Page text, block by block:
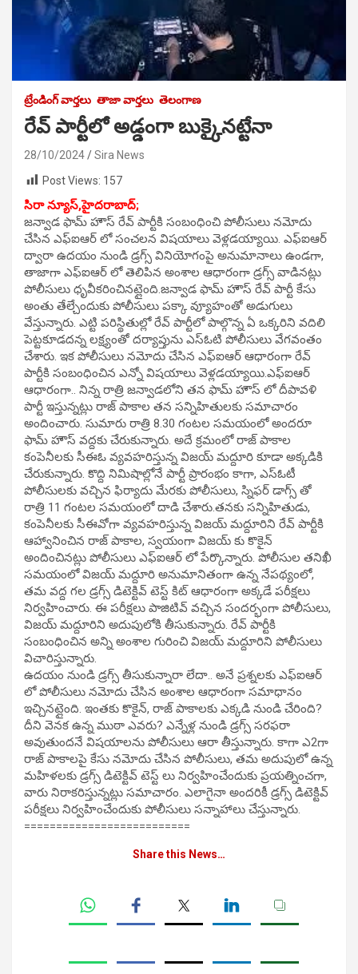
ట్రేండింగ్ వార్తలు తాజా వార్తలు తెలంగాణ
రేవ్ పార్టీలో అడ్డంగా బుక్కైనట్టేనా
28/10/2024
Sira News
Post Views: 157
సిరా న్యూస్,హైదరాబాద్;
జన్వాడ ఫామ్ హౌస్ రేవ్ పార్టీకి సంబంధించి పోలీసులు నమోదు
చేసిన ఎఫ్ఐఆర్ లో సంచలన విషయాలు వెళ్లడయ్యాయి. ఎఫ్ఐఆర్
ద్వారా ఉదయం నుండి డ్రగ్స్ వినియోగంపై అనుమానాలు ఉండగా,
తాజాగా ఎఫ్ఐఆర్ లో తెలిపిన అంశాల ఆధారంగా డ్రగ్స్ వాడినట్లు
పోలీసులు ధృవీకరించినట్లైంది.జన్వాడ ఫామ్ హౌస్ రేవ్ పార్టీ కేసు
అంతు తేల్చేందుకు పోలీసులు పక్కా వ్యూహంతో అడుగులు
వేస్తున్నారు. ఎట్టి పరిస్థితుల్లో రేవ్ పార్టీలో పాల్గొన్న ఏ ఒక్కరిని వదిలి
పెట్టకూడదన్న లక్ష్యంతో దర్యాప్తును ఎస్ఓటి పోలీసులు వేగవంతం
చేశారు. ఇక పోలీసులు నమోదు చేసిన ఎఫ్ఐఆర్ ఆధారంగా రేవ్
పార్టీకి సంబంధించిన ఎన్నో విషయాలు వెళ్లడయ్యాయి.ఎఫ్ఐఆర్
ఆధారంగా.. నిన్న రాత్రి జన్వాడలోని తన ఫామ్ హౌస్ లో దీపావళి
పార్టీ ఇస్తున్నట్లు రాజ్ పాకాల తన సన్నిహితులకు సమాచారం
అందించారు. సుమారు రాత్రి 8.30 గంటల సమయంలో అందరూ
ఫామ్ హౌస్ వద్దకు చేరుకున్నారు. అదే క్రమంలో రాజ్ పాకాల
కంపెనీలకు సీఈఓ వ్యవహరిస్తున్న విజయ్ మద్దూరి కూడా అక్కడికి
చేరుకున్నారు. కొద్ది నిమిషాల్లోనే పార్టీ ప్రారంభం కాగా, ఎస్ఓటీ
పోలీసులకు వచ్చిన ఫిర్యాదు మేరకు పోలీసులు, స్నిఫర్ డాగ్స్ తో
రాత్రి 11 గంటల సమయంలో దాడి చేశారు.తనకు సన్నిహితుడు,
కంపెనీలకు సీఈవోగా వ్యవహరిస్తున్న విజయ్ మద్దూరిని రేవ్ పార్టీకి
ఆహ్వానించిన రాజ్ పాకాల, స్వయంగా విజయ్ కు కొకైన్
అందించినట్లు పోలీసులు ఎఫ్ఐఆర్ లో పేర్కొన్నారు. పోలీసుల తనిఖీ
సమయంలో విజయ్ మద్దూరి అనుమానితంగా ఉన్న నేపథ్యంలో,
తమ వద్ద గల డ్రగ్స్ డిటెక్టివ్ టెస్ట్ కిట్ ఆధారంగా అక్కడే పరీక్షలు
నిర్వహించారు. ఈ పరీక్షలు పాజిటివ్ వచ్చిన సందర్భంగా పోలీసులు,
విజయ్ మద్దూరిని అదుపులోకి తీసుకున్నారు. రేవ్ పార్టీకి
సంబంధించిన అన్ని అంశాల గురించి విజయ్ మద్దూరిని పోలీసులు
విచారిస్తున్నారు.
ఉదయం నుండి డ్రగ్స్ తీసుకున్నారా లేదా.. అనే ప్రశ్నలకు ఎఫ్ఐఆర్
లో పోలీసులు నమోదు చేసిన అంశాల ఆధారంగా సమాధానం
ఇచ్చినట్లైంది. ఇంతకు కొకైన్, రాజ్ పాకాలకు ఎక్కడి నుండి చేరింది?
దీని వెనక ఉన్న ముఠా ఎవరు? ఎన్నేళ్ల నుండి డ్రగ్స్ సరఫరా
అవుతుందనే విషయాలను పోలీసులు ఆరా తీస్తున్నారు. కాగా ఎ2గా
రాజ్ పాకాలపై కేసు నమోదు చేసిన పోలీసులు, తమ అదుపులో ఉన్న
మహిళలకు డ్రగ్స్ డిటెక్టివ్ టెస్ట్ లు నిర్వహించేందుకు ప్రయత్నించగా,
వారు నిరాకరిస్తున్నట్లు సమాచారం. ఎలాగైనా అందరికీ డ్రగ్స్ డిటెక్టివ్
పరీక్షలు నిర్వహించేందుకు పోలీసులు సన్నాహాలు చేస్తున్నారు.
==========================
Share this News…